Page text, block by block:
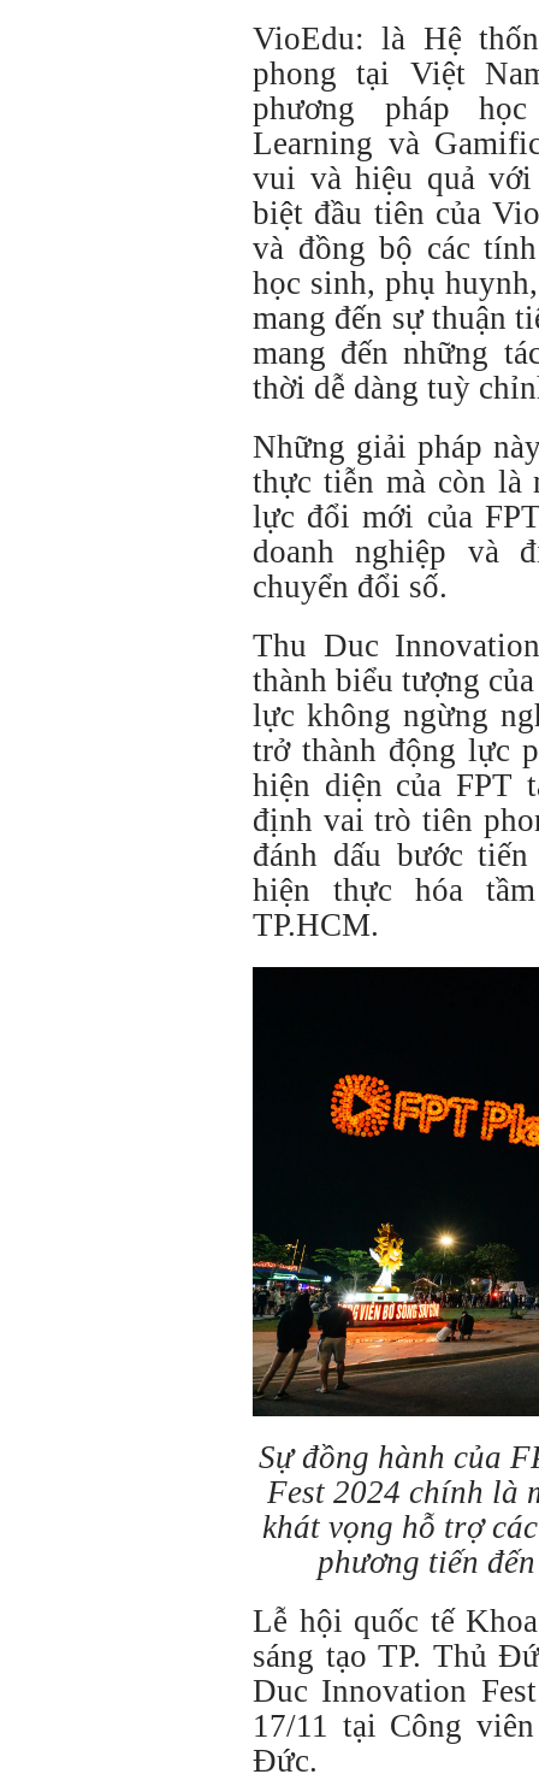
VioEdu: là Hệ
phong tại Việt
phương pháp
Learning và
vui và hiệu quả
biệt đầu tiên của
và đồng bộ các
học sinh, phụ
mang đến sự thuận
mang đến những
thời dễ dàng tuỳ
Những giải pháp
thực tiễn mà còn là
lực đổi mới của
doanh nghiệp và
chuyển đổi số.
Thu Duc
thành biểu tượng
lực không ngừng
trở thành động lực
hiện diện của FPT
định vai trò tiên
đánh dấu bước
hiện thực hóa
TP.HCM.
Sự đồng hành của
Fest 2024 chính là
khát vọng hỗ trợ
phương tiến
Lễ hội quốc tế
sáng tạo TP. Thủ
Duc Innovation
17/11 tại Công
Đức.